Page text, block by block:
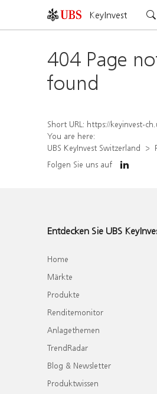
KeyInvest
404 Page
found
Short URL: https://keyinvest-ch.ubs.com/produkt/
You are here:
UBS KeyInvest Switzerland
Folgen Sie uns auf
Entdecken Sie UBS
Home
Märkte
Produkte
Renditemonitor
Anlagethemen
TrendRadar
Blog & Newsletter
Produktwissen